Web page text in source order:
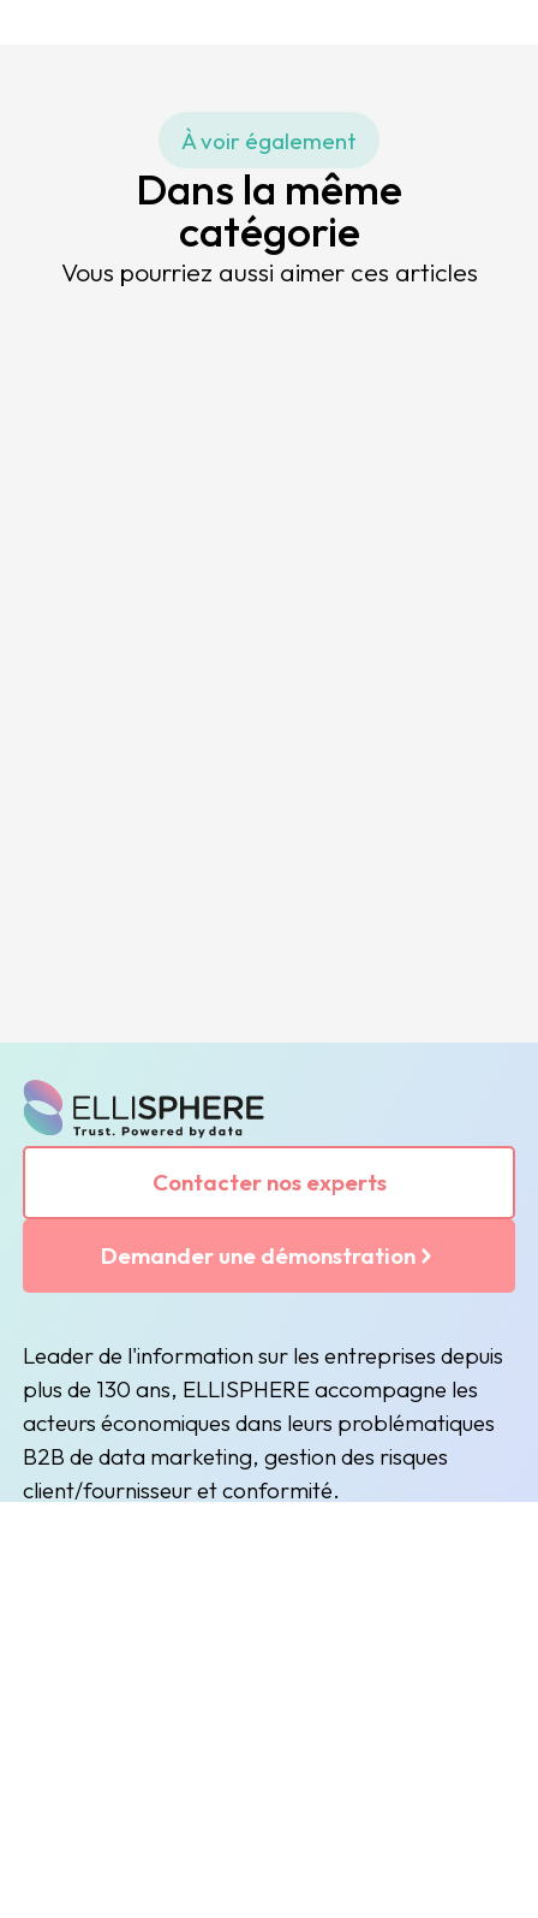
À voir également
Dans la même
catégorie
Vous pourriez aussi aimer ces articles
Contacter nos experts
Demander une démonstration
Leader de l'information sur les entreprises depuis
plus de 130 ans, ELLISPHERE accompagne les
acteurs économiques dans leurs problématiques
B2B de data marketing, gestion des risques
client/fournisseur et conformité.